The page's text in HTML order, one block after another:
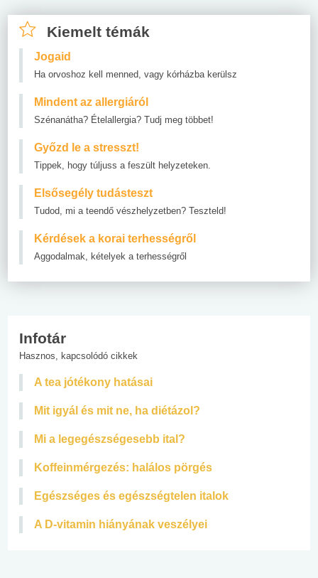
Kiemelt témák
Jogaid
Ha orvoshoz kell menned, vagy kórházba kerülsz
Mindent az allergiáról
Szénanátha? Ételallergia? Tudj meg többet!
Győzd le a stresszt!
Tippek, hogy túljuss a feszült helyzeteken.
Elsősegély tudásteszt
Tudod, mi a teendő vészhelyzetben? Teszteld!
Kérdések a korai terhességről
Aggodalmak, kételyek a terhességről
Infotár
Hasznos, kapcsolódó cikkek
A tea jótékony hatásai
Mit igyál és mit ne, ha diétázol?
Mi a legegészségesebb ital?
Koffeinmérgezés: halálos pörgés
Egészséges és egészségtelen italok
A D-vitamin hiányának veszélyei